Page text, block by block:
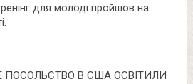
для молоді пройшов на
ПОСОЛЬСТВО В США ОСВІТИЛИ